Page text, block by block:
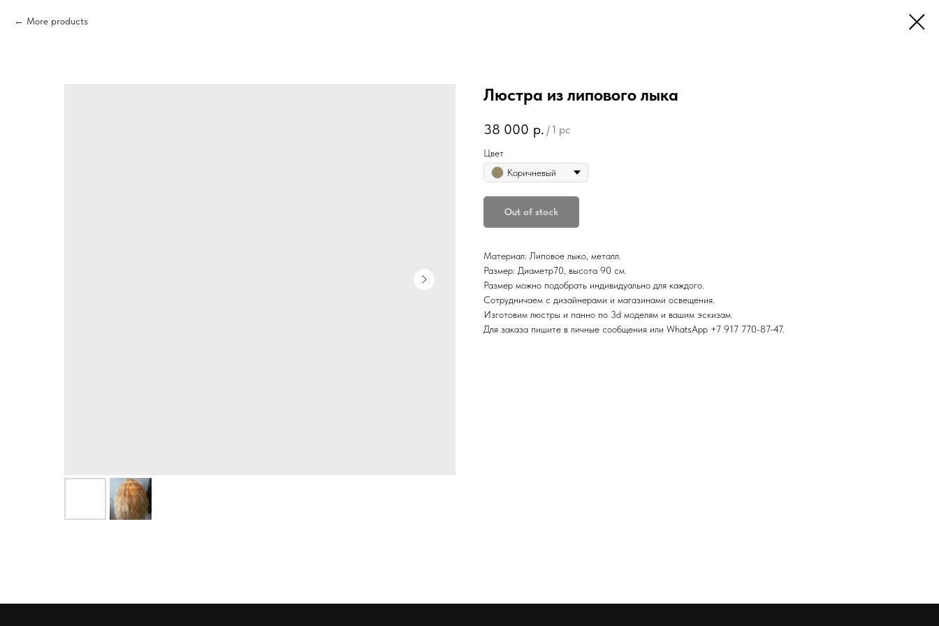
More products
Люстра из липового лыка
38 000 р. / 1 pc
Цвет
Коричневый
Out of stock
Материал: Липовое лыко, металл.
Размер: Диаметр70, высота 90 см.
Размер можно подобрать индивидуально для каждого.
Сотрудничаем с дизайнерами и магазинами освещения.
Изготовим люстры и панно по 3d моделям и вашим эскизам.
Для заказа пишите в личные сообщения или WhatsApp +7 917 770-87-47.